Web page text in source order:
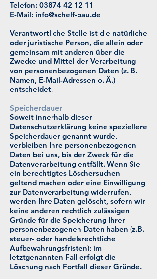
Telefon: 03874 42 12 11
E-Mail: info@schelf-bau.de
Verantwortliche Stelle ist die natürliche
oder juristische Person, die allein oder
gemeinsam mit anderen über die
Zwecke und Mittel der Verarbeitung
von personenbezogenen Daten (z. B.
Namen, E-Mail-Adressen o. Ä.)
entscheidet.
Speicherdauer
Soweit innerhalb dieser
Datenschutzerklärung keine speziellere
Speicherdauer genannt wurde,
verbleiben Ihre personenbezogenen
Daten bei uns, bis der Zweck für die
Datenverarbeitung entfällt. Wenn Sie
ein berechtigtes Löschersuchen
geltend machen oder eine Einwilligung
zur Datenverarbeitung widerrufen,
werden Ihre Daten gelöscht, sofern wir
keine anderen rechtlich zulässigen
Gründe für die Speicherung Ihrer
personenbezogenen Daten haben (z.B.
steuer- oder handelsrechtliche
Aufbewahrungsfristen); im
letztgenannten Fall erfolgt die
Löschung nach Fortfall dieser Gründe.